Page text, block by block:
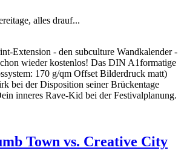
alles drauf...
Extension - den subculture Wandkalender -
wieder kostenlos! Das DIN A1formatige
170 g/qm Offset Bilderdruck matt)
bei der Disposition seiner Brückentage
inneres Rave-Kid bei der Festivalplanung.
Town vs. Creative City